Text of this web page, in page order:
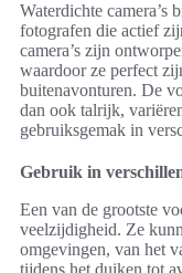
Waterdichte camera’s
fotografen die actief
camera’s zijn
waardoor ze perfect
buitenavonturen. De
dan ook talrijk,
gebruiksgemak in
Gebruik in
Een van de grootste
veelzijdigheid. Ze
omgevingen, van het
tijdens het duiken tot